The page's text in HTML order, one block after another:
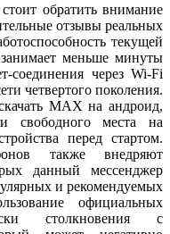
обратить внимание
отзывы реальных
текущей
меньше минуты
соединения через Wi-Fi
четвертого поколения.
MAX на андроид,
свободного места на
перед стартом.
также внедряют
данный мессенджер
и рекомендуемых
официальных
столкновения с